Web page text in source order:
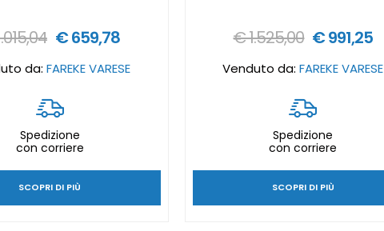
€ 659,78
da: FAREKE VARESE
Spedizione
con corriere
SCOPRI DI PIÙ
€ 1.525,00 € 991,25
Venduto da:FAREKE VARESE
Spedizione
con corriere
SCOPRI DI PIÙ